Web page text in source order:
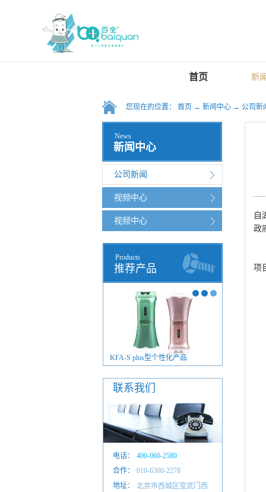
首页 新
您现在的位置： 首页 → 新闻中心 → 公司新
新闻中心
News
公司新闻
视频中心
视频中心
推荐产品
Products
KFA-S plus型个性化产品
联系我们
电话：
400-060-2580
010-6601 4884
合作：
010-6360-2278
地址：
北京市西城区宣武门西
自
政
项